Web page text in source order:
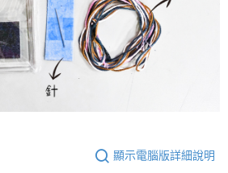
顯示電腦版詳細說明